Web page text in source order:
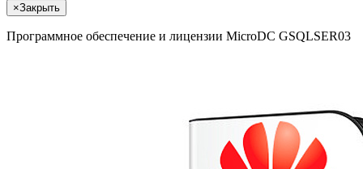
×Закрыть
Программное обеспечение и лицензии MicroDC GSQLSER03